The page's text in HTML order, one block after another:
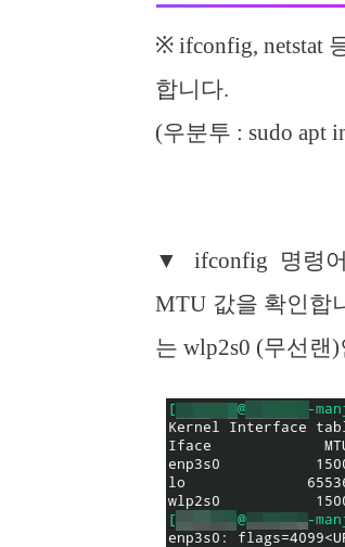
※ ifconfig, netstat
합니다.
(우분투 : sudo apt
▼ ifconfig 명령
MTU 값을 확인합
는 wlp2s0 (무선랜